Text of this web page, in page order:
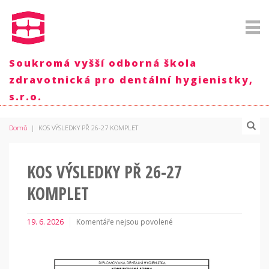
Soukromá vyšší odborná škola
zdravotnická pro dentální hygienistky,
s.r.o.
Domů | KOS VÝSLEDKY PŘ 26-27 KOMPLET
KOS VÝSLEDKY PŘ 26-27
KOMPLET
19. 6. 2026
Komentáře nejsou povolené
názvem